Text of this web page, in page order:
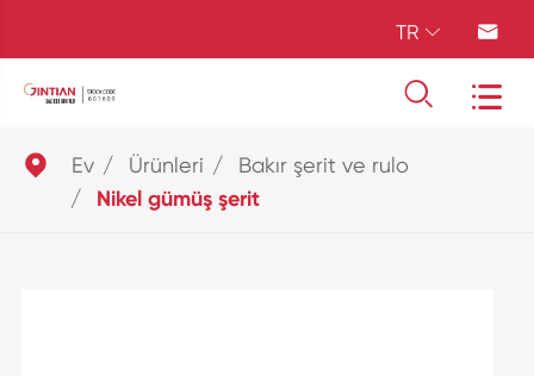
TR  
 
 Ev Ürünleri Bakır şerit ve rulo
Nikel gümüş şerit